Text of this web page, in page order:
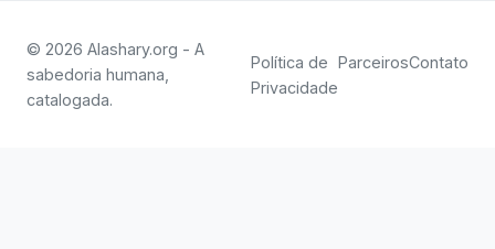
© 2026 Alashary.org - A
sabedoria humana,
catalogada.
Política de
Privacidade
ParceirosContato